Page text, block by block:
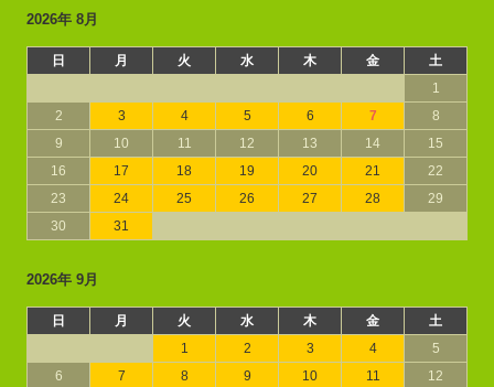
2026年 8月
日 月 火 水 木 金
土
1
2
3 4 5 6 7
8
9
10 11 12 13 14
15
16
17 18 19 20 21
22
23
24 25 26 27 28
29
30
31
2026年 9月
日 月 火 水 木 金
土
1
2 3 4
5
6
7 8 9 10 11
12